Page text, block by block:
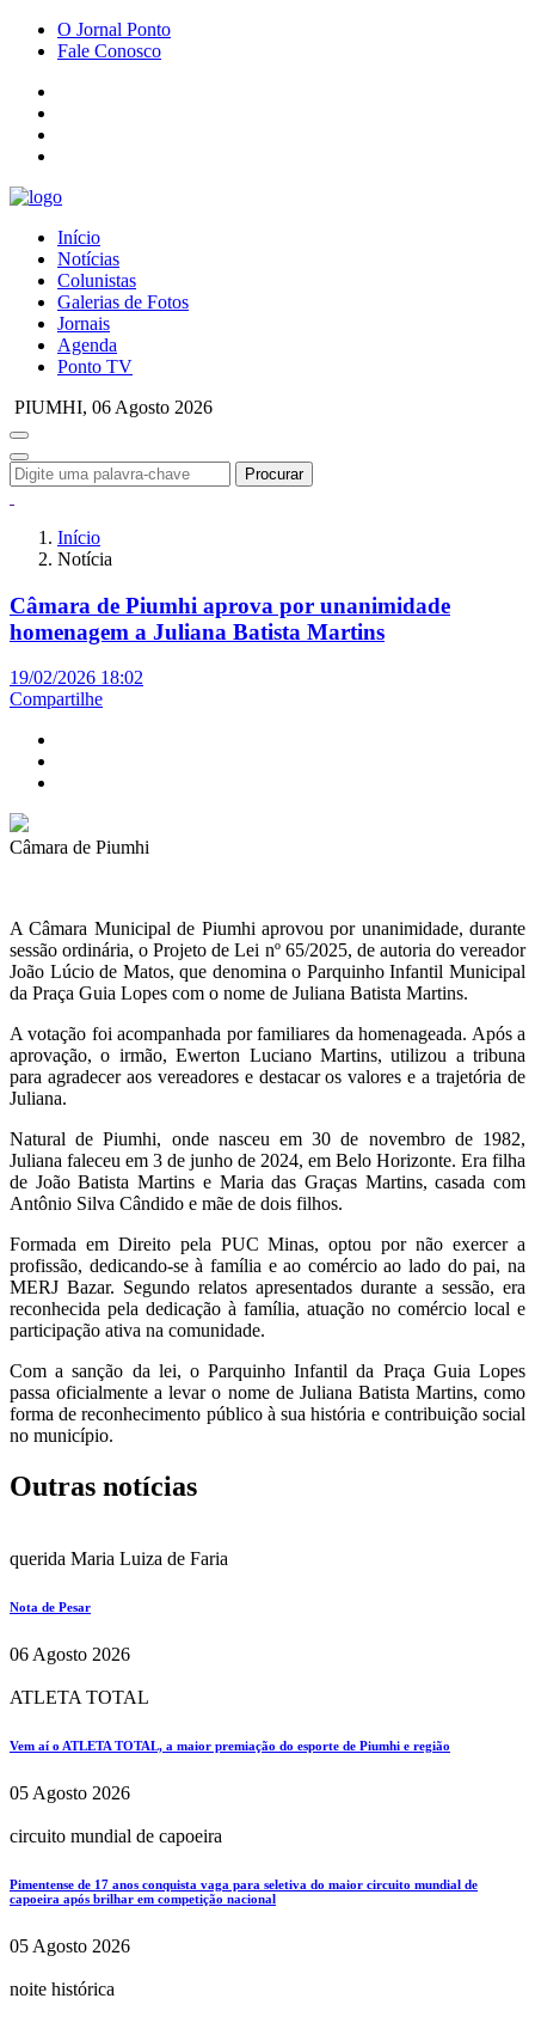
O Jornal Ponto
Fale Conosco
Início
Notícias
Colunistas
Galerias de Fotos
Jornais
Agenda
Ponto TV
PIUMHI, 06 Agosto 2026
Procurar
Início
Notícia
Câmara de Piumhi aprova por unanimidade
homenagem a Juliana Batista Martins
19/02/2026 18:02
Compartilhe
Câmara de Piumhi
A Câmara Municipal de Piumhi aprovou por unanimidade, durante
sessão ordinária, o Projeto de Lei nº 65/2025, de autoria do vereador
João Lúcio de Matos, que denomina o Parquinho Infantil Municipal
da Praça Guia Lopes com o nome de Juliana Batista Martins.
A votação foi acompanhada por familiares da homenageada. Após a
aprovação, o irmão, Ewerton Luciano Martins, utilizou a tribuna
para agradecer aos vereadores e destacar os valores e a trajetória de
Juliana.
Natural de Piumhi, onde nasceu em 30 de novembro de 1982,
Juliana faleceu em 3 de junho de 2024, em Belo Horizonte. Era filha
de João Batista Martins e Maria das Graças Martins, casada com
Antônio Silva Cândido e mãe de dois filhos.
Formada em Direito pela PUC Minas, optou por não exercer a
profissão, dedicando-se à família e ao comércio ao lado do pai, na
MERJ Bazar. Segundo relatos apresentados durante a sessão, era
reconhecida pela dedicação à família, atuação no comércio local e
participação ativa na comunidade.
Com a sanção da lei, o Parquinho Infantil da Praça Guia Lopes
passa oficialmente a levar o nome de Juliana Batista Martins, como
forma de reconhecimento público à sua história e contribuição social
no município.
Outras notícias
querida Maria Luiza de Faria
Nota de Pesar
06 Agosto 2026
ATLETA TOTAL
Vem aí o ATLETA TOTAL, a maior premiação do esporte de Piumhi e região
05 Agosto 2026
circuito mundial de capoeira
Pimentense de 17 anos conquista vaga para seletiva do maior circuito mundial de
capoeira após brilhar em competição nacional
05 Agosto 2026
noite histórica